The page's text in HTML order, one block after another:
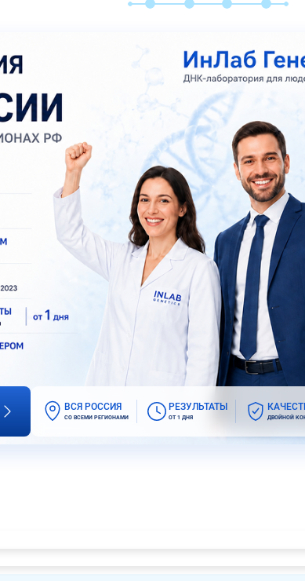
ВСЯ РОССИЯ
СО ВСЕМИ РЕГИОНАМИ
РЕЗУЛЬТАТЫ
ОТ 1 ДНЯ ДВОЙНОЙ